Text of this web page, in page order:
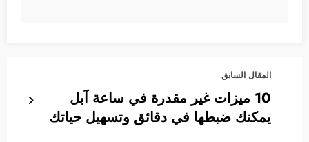
المقال السابق
10 ميزات غير مقدرة في ساعة آبل
يمكنك ضبطها في دقائق وتسهيل حياتك